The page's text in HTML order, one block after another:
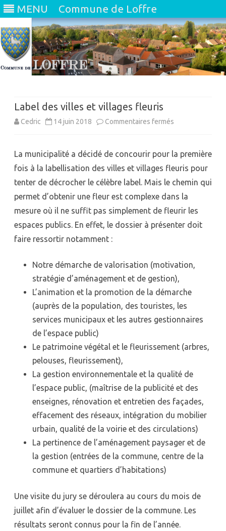
MENU Commune de Loffre
Label des villes et villages fleuris
Cedric 14 juin 2018 Commentaires fermés
des
villages
fleuris
La municipalité a décidé de concourir pour la première
fois à la labellisation des villes et villages fleuris pour
tenter de décrocher le célèbre label. Mais le chemin qui
permet d’obtenir une fleur est complexe dans la
mesure où il ne suffit pas simplement de fleurir les
espaces publics. En effet, le dossier à présenter doit
faire ressortir notamment :
Notre démarche de valorisation (motivation,
stratégie d’aménagement et de gestion),
L’animation et la promotion de la démarche
(auprès de la population, des touristes, les
services municipaux et les autres gestionnaires
de l’espace public)
Le patrimoine végétal et le fleurissement (arbres,
pelouses, fleurissement),
La gestion environnementale et la qualité de
l’espace public, (maîtrise de la publicité et des
enseignes, rénovation et entretien des façades,
effacement des réseaux, intégration du mobilier
urbain, qualité de la voirie et des circulations)
La pertinence de l’aménagement paysager et de
la gestion (entrées de la commune, centre de la
commune et quartiers d’habitations)
Une visite du jury se déroulera au cours du mois de
juillet afin d’évaluer le dossier de la commune. Les
résultats seront connus pour la fin de l’année.